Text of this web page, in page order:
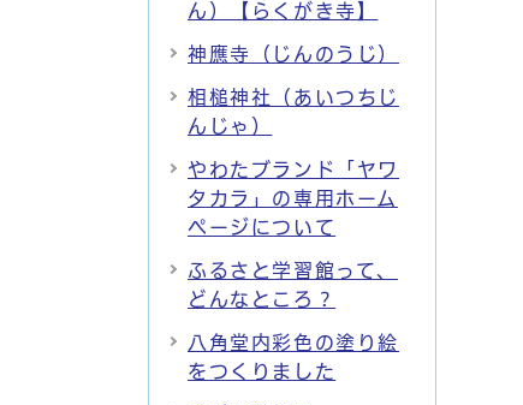
ん）【らくがき寺】
神應寺（じんのうじ）
相槌神社（あいつちじ
んじゃ）
やわたブランド「ヤワ
タカラ」の専用ホーム
ページについて
ふるさと学習館って、
どんなところ？
八角堂内彩色の塗り絵
をつくりました